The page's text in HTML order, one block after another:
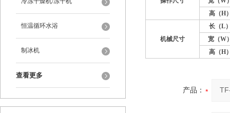
恒温循环水浴
制冰机
查看更多
高（H
机械尺寸
长 （L
宽 （W
高 （H
产品：